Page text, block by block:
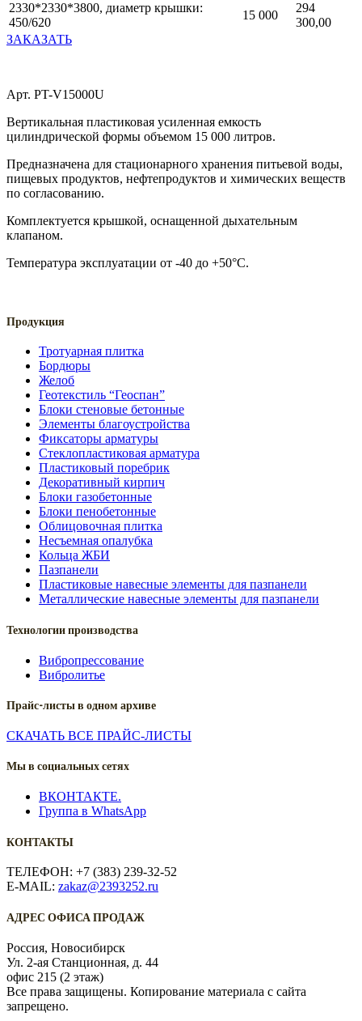
2330*2330*3800, диаметр крышки:
450/620
15 000
294
300,00
ЗАКАЗАТЬ
Арт. PT-V15000U
Вертикальная пластиковая усиленная емкость
цилиндрической формы объемом 15 000 литров.
Предназначена для стационарного хранения питьевой воды,
пищевых продуктов, нефтепродуктов и химических веществ
по согласованию.
Комплектуется крышкой, оснащенной дыхательным
клапаном.
Температура эксплуатации от -40 до +50°С.
Продукция
Тротуарная плитка
Бордюры
Желоб
Геотекстиль “Геоспан”
Блоки стеновые бетонные
Элементы благоустройства
Фиксаторы арматуры
Стеклопластиковая арматура
Пластиковый поребрик
Декоративный кирпич
Блоки газобетонные
Блоки пенобетонные
Облицовочная плитка
Несъемная опалубка
Кольца ЖБИ
Пазпанели
Пластиковые навесные элементы для пазпанели
Металлические навесные элементы для пазпанели
Технологии производства
Вибропрессование
Вибролитье
Прайс-листы в одном архиве
СКАЧАТЬ ВСЕ ПРАЙС-ЛИСТЫ
Мы в социальных сетях
ВКОНТАКТЕ.
Группа в WhatsApp
КОНТАКТЫ
ТЕЛЕФОН: +7 (383) 239-32-52
E-MAIL: zakaz@2393252.ru
АДРЕС ОФИСА ПРОДАЖ
Россия, Новосибирск
Ул. 2-ая Станционная, д. 44
офис 215 (2 этаж)
Все права защищены. Копирование материала с сайта
запрещено.